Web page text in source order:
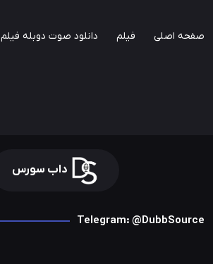
صفحه اصلی فیلم دانلود صوت دوبله فیلم Anfea: The Movie
داب سورس
Telegram: @DubbSource